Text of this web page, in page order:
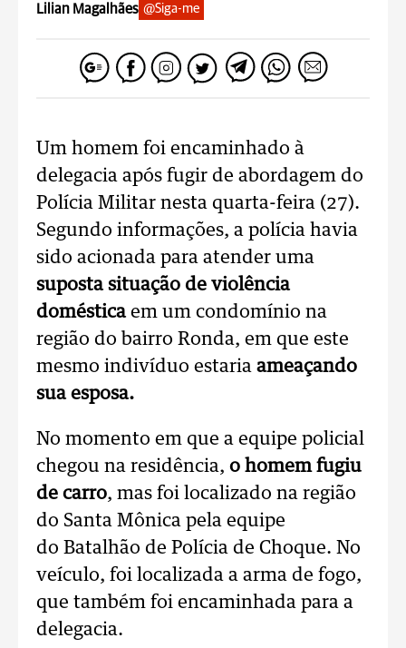
Lilian Magalhães @Siga-me
Um homem foi encaminhado à
delegacia após fugir de abordagem do
Polícia Militar nesta quarta-feira (27).
Segundo informações, a polícia havia
sido acionada para atender uma
suposta situação de violência
domésticaem um condomínio na
região do bairro Ronda, em que este
mesmo indivíduo estaria ameaçando
sua esposa.
No momento em que a equipe policial
chegou na residência, o homem fugiu
de carro, mas foi localizado na região
do Santa Mônica pela equipe
do Batalhão de Polícia de Choque. No
veículo, foi localizada a arma de fogo,
que também foi encaminhada para a
delegacia.